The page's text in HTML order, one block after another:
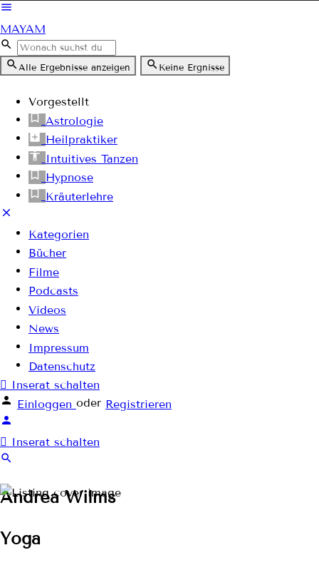
MAYAM
Alle Ergebnisse anzeigen Keine Ergnisse
Vorgestellt
Astrologie
Heilpraktiker
Intuitives Tanzen
Hypnose
Kräuterlehre
Kategorien
Bücher
Filme
Podcasts
Videos
News
Impressum
Datenschutz
Inserat schalten
Einloggen oder Registrieren
Inserat schalten
Andrea Wilms
Yoga